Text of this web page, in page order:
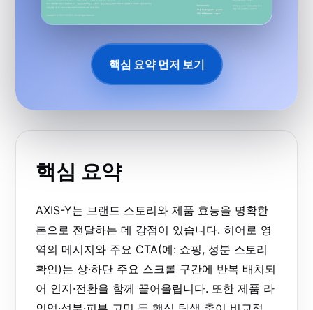
핵심 요약 먼저 보기
핵심 요약
AXIS-Y는 브랜드 스토리와 제품 효능을 명확한
톤으로 전달하는 데 강점이 있습니다. 히어로 영
역의 메시지와 주요 CTA(예: 쇼핑, 성분 스토리
확인)는 상·하단 주요 스크롤 구간에 반복 배치되
어 인지·전환을 함께 끌어올립니다. 또한 제품 라